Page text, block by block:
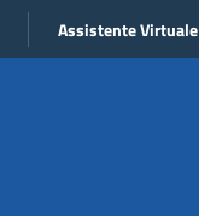
Assistente Virtuale